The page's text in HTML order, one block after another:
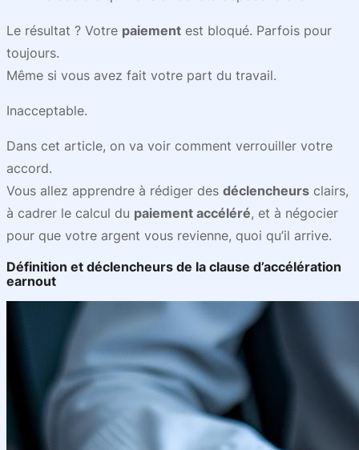
Le résultat ? Votre paiement est bloqué. Parfois pour
toujours.
Même si vous avez fait votre part du travail.
Inacceptable.
Dans cet article, on va voir comment verrouiller votre
accord.
Vous allez apprendre à rédiger des déclencheurs clairs,
à cadrer le calcul du paiement accéléré, et à négocier
pour que votre argent vous revienne, quoi qu’il arrive.
Définition et déclencheurs de la clause d’accélération
earnout